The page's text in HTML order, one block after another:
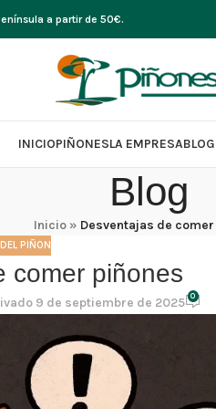
a partir de 50€.
INICIOPIÑONESLA EMPRESABLOG
Blog
Inicio» Desventajas de
PIÑON
comer piñones
9 de septiembre de 2025 0